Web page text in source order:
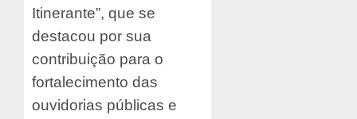
Itinerante”, que se
destacou por sua
contribuição para o
fortalecimento das
ouvidorias públicas e